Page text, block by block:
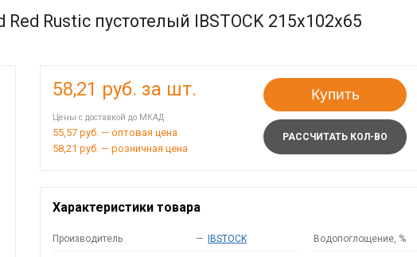
Rustic пустотелый IBSTOCK 215x102x65
58,21 руб. за шт.
Цены с доставкой до МКАД
55,57 руб. — оптовая цена
58,21 руб. — розничная цена
Купить
РАССЧИТАТЬ КОЛ-ВО
Характеристики товара
Производитель — IBSTOCK Водопоглощение, %